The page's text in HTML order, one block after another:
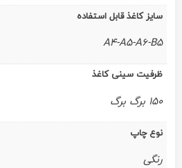
سایز کاغذ قابل استفاده
A4-A5-A6-B5
ظرفیت سینی کاغذ
150 برگ برگ
نوع چاپ
رنگی